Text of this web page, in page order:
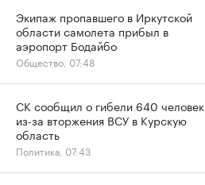
Экипаж пропавшего в Иркутской
области самолета прибыл в
аэропорт Бодайбо
Общество, 07:48
СК сообщил о гибели 640 человек
из-за вторжения ВСУ в Курскую
область
Политика, 07:43